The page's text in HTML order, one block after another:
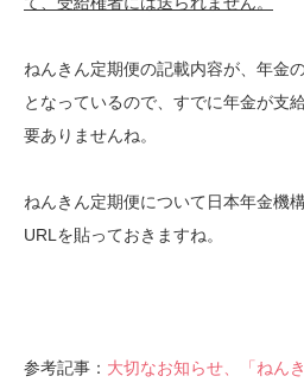
ねんきん定期便の記載内容が、年金
となっているので、すでに年金が支
要ありませんね。
ねんきん定期便について日本年金機
URLを貼っておきますね。
参考記事： 大切なお知らせ、「ねん